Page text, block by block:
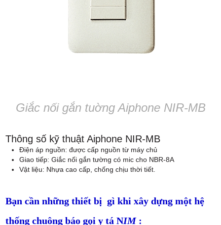
Giắc nối gắn tuờng Aiphone NIR-MB
Thông số kỹ thuật Aiphone NIR-MB
Điện áp nguồn: được cấp nguồn từ máy chủ
Giao tiếp: Giắc nối gắn tường có mic cho NBR-8A
Vật liệu: Nhựa cao cấp, chống chịu thời tiết.
Bạn cần những thiết bị gì khi xây dựng một hệ
thống chuông báo gọi y tá NIM: